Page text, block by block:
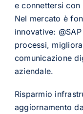
e connettersi con
Nel mercato è
innovative:
processi,
comunicazione
aziendale.
Risparmio
aggiornamento